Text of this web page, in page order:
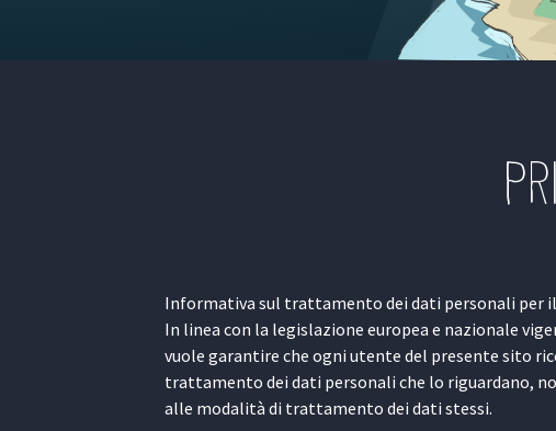
Informativa sul trattamento dei dati personali per
In linea con la legislazione europea e nazionale
vuole garantire che ogni utente del presente sito
trattamento dei dati personali che lo riguardano,
alle modalità di trattamento dei dati stessi.